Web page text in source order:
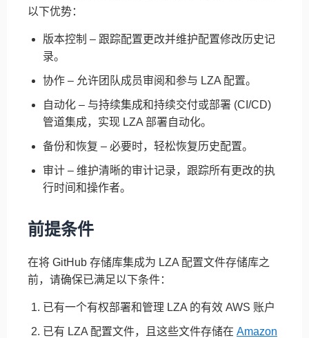
以下优势：
版本控制 – 跟踪配置更改并维护配置修改历史记
录。
协作 – 允许团队成员审阅和参与 LZA 配置。
自动化 – 与持续集成和持续交付或部署 (CI/CD)
管道集成，实现 LZA 部署自动化。
备份和恢复 – 必要时，轻松恢复历史配置。
审计 – 维护清晰的审计记录，跟踪所有更改的执
行时间和操作者。
前提条件
在将 GitHub 存储库集成为 LZA 配置文件存储库之
前，请确保已满足以下条件：
已有一个有权部署和管理 LZA 的有效 AWS 账户
已有 LZA 配置文件，且这些文件存储在 Amazon